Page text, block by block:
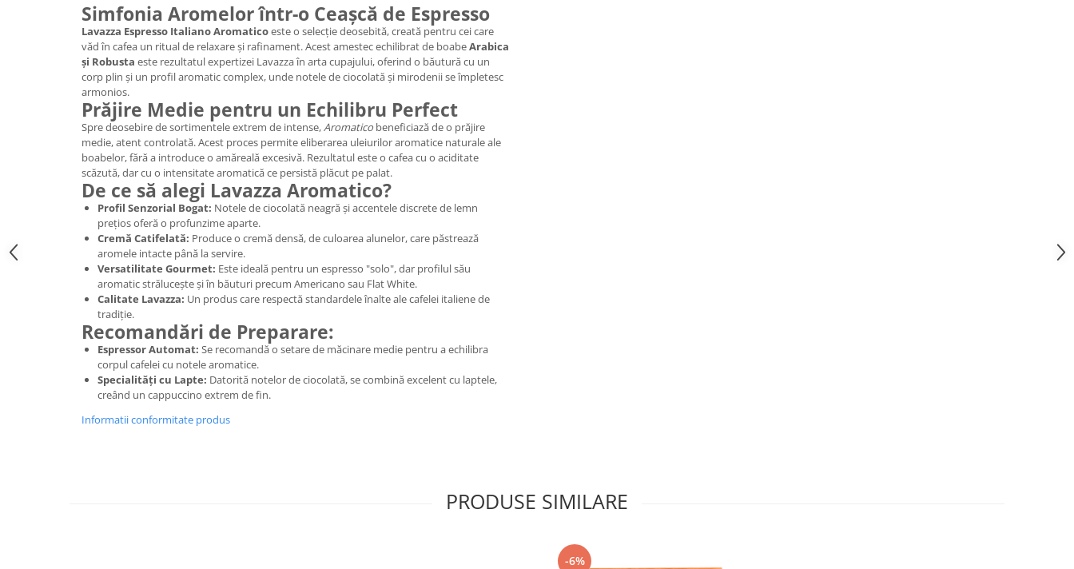
Stabilizatoare tensiune
Piese schimb espressoare
Accesorii si intretinere
Simfonia Aromelor într-o Ceașcă de Espresso
Lavazza Espresso Italiano Aromaticoeste o selecție deosebită, creată pentru cei care
văd în cafea un ritual de relaxare și rafinament. Acest amestec echilibrat de boabeArabica
și Robusta este rezultatul expertizei Lavazza în arta cupajului, oferind o băutură cu un
corp plin și un profil aromatic complex, unde notele de ciocolată și mirodenii se împletesc
armonios.
Prăjire Medie pentru un Echilibru Perfect
Spre deosebire de sortimentele extrem de intense,Aromatico beneficiază de o prăjire
medie, atent controlată. Acest proces permite eliberarea uleiurilor aromatice naturale ale
boabelor, fără a introduce o amăreală excesivă. Rezultatul este o cafea cu o aciditate
scăzută, dar cu o intensitate aromatică ce persistă plăcut pe palat.
De ce să alegi Lavazza Aromatico?
Profil Senzorial Bogat: Notele de ciocolată neagră și accentele discrete de lemn
prețios oferă o profunzime aparte.
Cremă Catifelată: Produce o cremă densă, de culoarea alunelor, care păstrează
aromele intacte până la servire.
Versatilitate Gourmet: Este ideală pentru un espresso "solo", dar profilul său
aromatic strălucește și în băuturi precum Americano sau Flat White.
Calitate Lavazza: Un produs care respectă standardele înalte ale cafelei italiene de
tradiție.
Recomandări de Preparare:
Espressor Automat: Se recomandă o setare de măcinare medie pentru a echilibra
corpul cafelei cu notele aromatice.
Specialități cu Lapte: Datorită notelor de ciocolată, se combină excelent cu laptele,
creând un cappuccino extrem de fin.
Informatii conformitate produs
PRODUSE SIMILARE
-6%